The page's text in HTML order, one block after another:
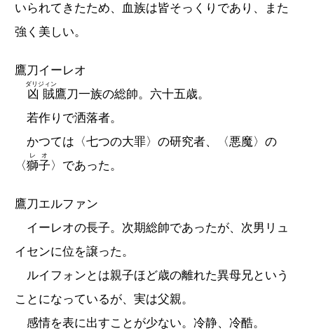
いられてきたため、血族は皆そっくりであり、また
強く美しい。
鷹刀イーレオ
凶賊
ダリジィン
鷹刀一族の総帥。六十五歳。
若作りで洒落者。
かつては〈七つの大罪〉の研究者、〈悪魔〉の
〈獅子
レオ
〉であった。
鷹刀エルファン
イーレオの長子。次期総帥であったが、次男リュ
イセンに位を譲った。
ルイフォンとは親子ほど歳の離れた異母兄という
ことになっているが、実は父親。
感情を表に出すことが少ない。冷静、冷酷。